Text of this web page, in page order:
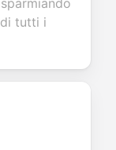
efficient
tutti i